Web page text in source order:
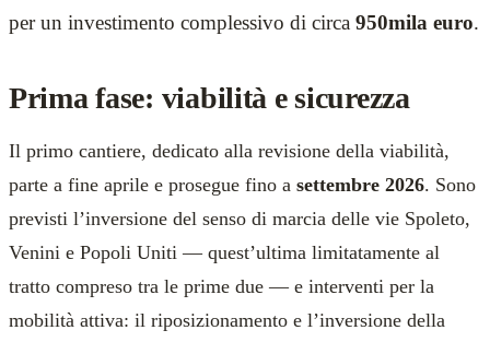
per un investimento complessivo di circa 950mila euro.
Prima fase: viabilità e sicurezza
Il primo cantiere, dedicato alla revisione della viabilità,
parte a fine aprile e prosegue fino a settembre 2026. Sono
previsti l’inversione del senso di marcia delle vie Spoleto,
Venini e Popoli Uniti — quest’ultima limitatamente al
tratto compreso tra le prime due — e interventi per la
mobilità attiva: il riposizionamento e l’inversione della